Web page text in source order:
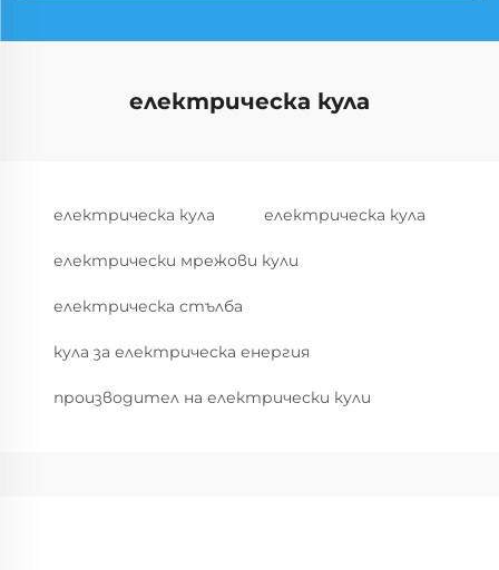
електрическа кула
електрическа кула електрическа кула
електрически мрежови кули
електрическа стълба
кула за електрическа енергия
производител на електрически кули